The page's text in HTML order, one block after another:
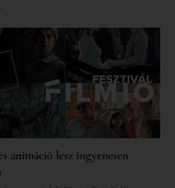
animáció lesz ingyenesen